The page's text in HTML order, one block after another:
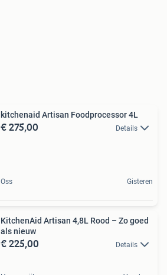
kitchenaid Artisan Foodprocessor 4L
€ 275,00 Details
Oss Gisteren
KitchenAid Artisan 4,8L Rood – Zo goed
als nieuw
€ 225,00 Details